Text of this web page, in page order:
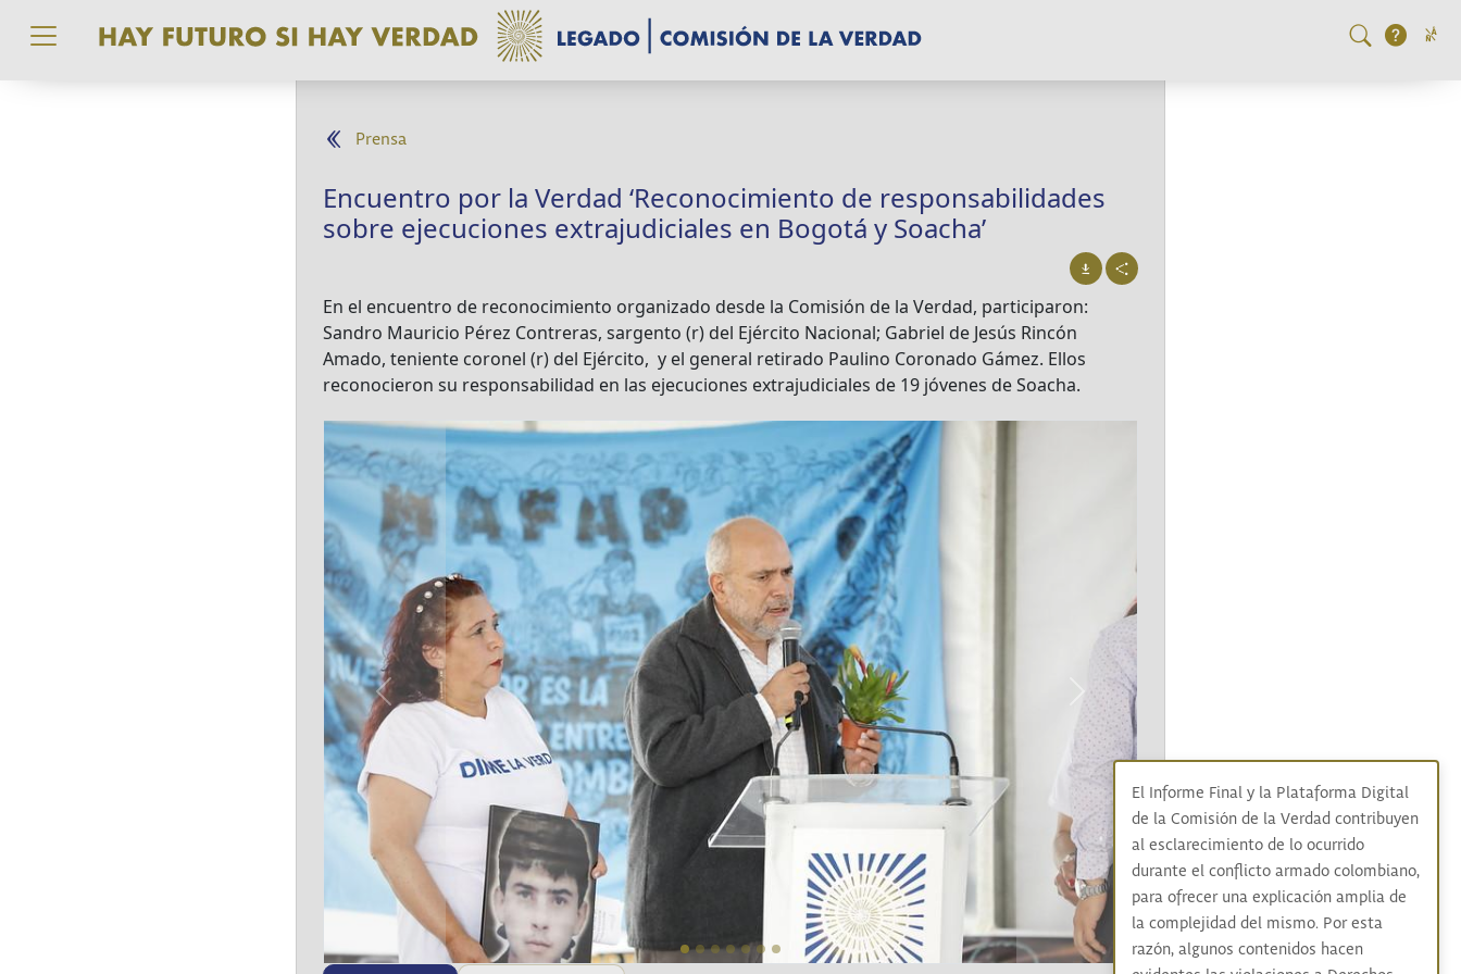
Pasar al contenido principal
Prensa
Encuentro por la Verdad ‘Reconocimiento de responsabilidades
sobre ejecuciones extrajudiciales en Bogotá y Soacha’
En el encuentro de reconocimiento organizado desde la Comisión de la Verdad, participaron:
Sandro Mauricio Pérez Contreras, sargento (r) del Ejército Nacional; Gabriel de Jesús Rincón
Amado, teniente coronel (r) del Ejército, y el general retirado Paulino Coronado Gámez. Ellos
reconocieron su responsabilidad en las ejecuciones extrajudiciales de 19 jóvenes de Soacha.
Previous Next
El Informe Final y la Plataforma Digital
de la Comisión de la Verdad contribuyen
al esclarecimiento de lo ocurrido
durante el conflicto armado colombiano,
para ofrecer una explicación amplia de
la complejidad del mismo. Por esta
razón, algunos contenidos hacen